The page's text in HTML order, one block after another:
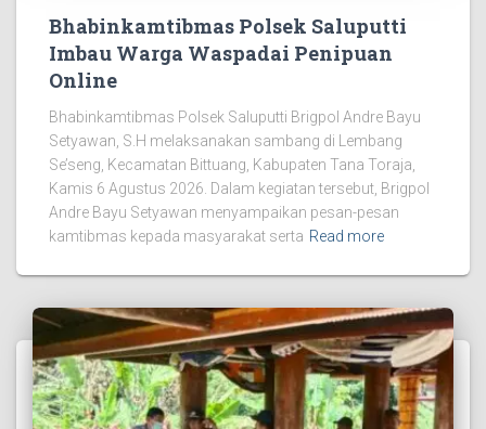
Bhabinkamtibmas Polsek Saluputti
Imbau Warga Waspadai Penipuan
Online
Bhabinkamtibmas Polsek Saluputti Brigpol Andre Bayu
Setyawan, S.H melaksanakan sambang di Lembang
Se’seng, Kecamatan Bittuang, Kabupaten Tana Toraja,
Kamis 6 Agustus 2026. Dalam kegiatan tersebut, Brigpol
Andre Bayu Setyawan menyampaikan pesan-pesan
kamtibmas kepada masyarakat serta Read more